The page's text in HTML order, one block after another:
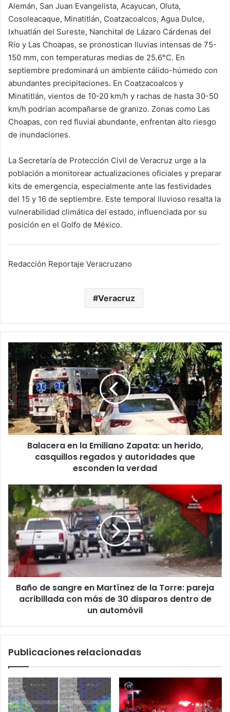
Alemán, San Juan Evangelista, Acayucan, Oluta,
Cosoleacaque, Minatitlán, Coatzacoalcos, Agua Dulce,
Ixhuatlán del Sureste, Nanchital de Lázaro Cárdenas del
Río y Las Choapas, se pronostican lluvias intensas de 75-
150 mm, con temperaturas medias de 25.6°C. En
septiembre predominará un ambiente cálido-húmedo con
abundantes precipitaciones. En Coatzacoalcos y
Minatitlán, vientos de 10-20 km/h y rachas de hasta 30-50
km/h podrían acompañarse de granizo. Zonas como Las
Choapas, con red fluvial abundante, enfrentan alto riesgo
de inundaciones.
La Secretaría de Protección Civil de Veracruz urge a la
población a monitorear actualizaciones oficiales y preparar
kits de emergencia, especialmente ante las festividades
del 15 y 16 de septiembre. Este temporal lluvioso resalta la
vulnerabilidad climática del estado, influenciada por su
posición en el Golfo de México.
Redacción Reportaje Veracruzano
Veracruz
Balacera
en
la
Emiliano
Zapata:
un
herido,
casquillos
regados
autoridades
la
verdad
Balacera en la Emiliano Zapata: un herido,
casquillos regados y autoridades que
esconden la verdad
Baño
de
sangre
en
Martínez
de
la
Torre:
pareja
acribillada
30
dentro
automóvil
Baño de sangre en Martínez de la Torre: pareja
acribillada con más de 30 disparos dentro de
un automóvil
Publicaciones relacionadas